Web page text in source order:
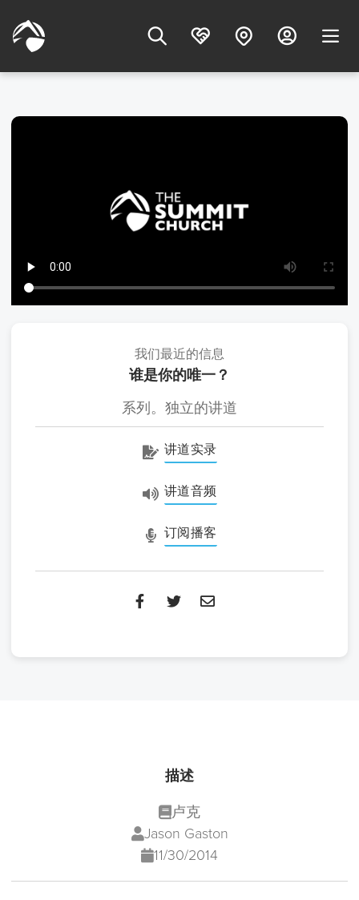
我们最近的信息
谁是你的唯一？
系列。独立的讲道
讲道实录
讲道音频
订阅播客
描述
卢克
Jason Gaston
11/30/2014